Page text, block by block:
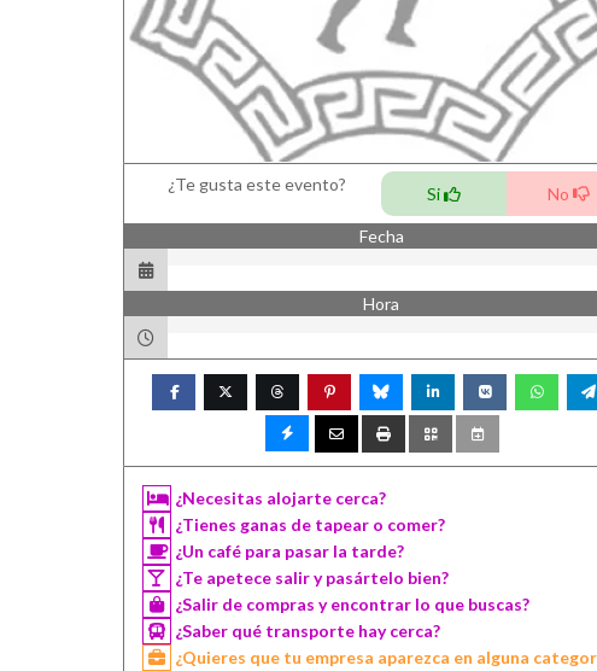
¿Te gusta este evento? Si No
Fecha
Hora
¿Necesitas alojarte cerca?
¿Tienes ganas de tapear o comer?
¿Un café para pasar la tarde?
¿Te apetece salir y pasártelo bien?
¿Salir de compras y encontrar lo que buscas?
¿Saber qué transporte hay cerca?
¿Quieres que tu empresa aparezca en alguna